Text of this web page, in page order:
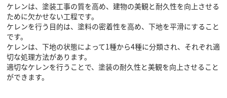
ケレンは、塗装工事の質を高め、建物の美観と耐久性を向上させる
ために欠かせない工程です。
ケレンを行う目的は、塗料の密着性を高め、下地を平滑にすること
です。
ケレンは、下地の状態によって1種から4種に分類され、それぞれ適
切な処理方法があります。
適切なケレンを行うことで、塗装の耐久性と美観を向上させること
ができます。